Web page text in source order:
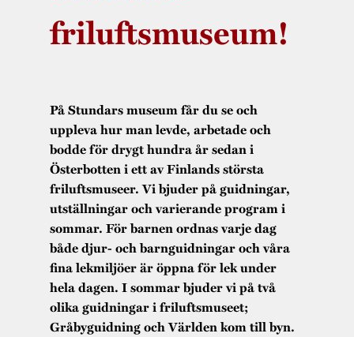
friluftsmuseum!
På Stundars museum får du se och
uppleva hur man levde, arbetade och
bodde för drygt hundra år sedan i
Österbotten i ett av Finlands största
friluftsmuseer. Vi bjuder på guidningar,
utställningar och varierande program i
sommar. För barnen ordnas varje dag
både djur- och barnguidningar och våra
fina lekmiljöer är öppna för lek under
hela dagen. I sommar bjuder vi på två
olika guidningar i friluftsmuseet;
Gråbyguidning och Världen kom till byn.